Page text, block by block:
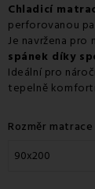
Chladicí
perforovanou
Je navržena
spánek díky
Ideální pro
tepelně
Rozměr matrace